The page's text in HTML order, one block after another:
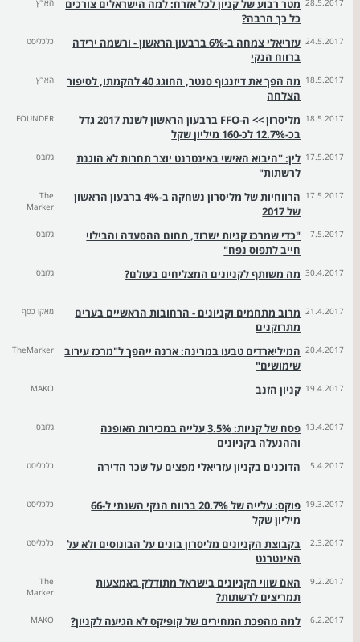
28.5.2017 מטר רבוע של קניון לכל אזרח: למה הישראלים צורכים
כל כך הרבה?
הארץ
24.5.2017
עזריאלי צמחה ב-6% ברבעון הראשון - ורשמה ירידה
ברווח הנקי
כלכליסט
18.5.2017
מה הפך את דיזנגוף סנטר, החוגג 40 להקמתו, לסיפור
הצלחה
הארץ
18.5.2017
מליסרון >> ה-FFO ברבעון הראשון לשנת 2017 גדל
בכ-12.7% לכ-160 מיליון שקל
FOUNDER
17.5.2017 לין: "היבוא האישי באינטרנט יוצר תחרות לא הוגנת
לרשתות"
גלובס
17.5.2017
הרווחיות של מליסרון נשחקה ב-4% ברבעון הראשון
של 2017
The
Marker
7.5.2017
"כדי שמרכז קניות ישרוד, תחום ההסעדה והבילוי
חייב לתפוס נפח"
גלובס
30.4.2017 מה משותף לקניונים המצליחים בעולם? גלובס
21.4.2017 מרוב מתחמים וקניונים - הרחובות הראשיים בערים
מתרוקנים
מאקו כסף
20.4.2017 המיליארדים טבעו במרינה: ארנה ייהפך ל"מרכז עירוב
שימושים"
TheMarker
19.4.2017 קניון הזנב MAKO
13.4.2017
פסח של קניות: 3.5% עלייה במכירות האופנה
וההנעלה בקניונים
גלובס
5.4.2017 הדוכנים בקניון עזריאלי מפצים על שכר הדירה כלכליסט
19.3.2017
פוקס: עלייה של 20.7% ברווח הנקי השנתי ל-66
מיליון שקל
כלכליסט
2.3.2017
בקבוצת הקניונים מליסרון בונים על הבונוסים ולא על
האינטרנט
כלכליסט
9.2.2017
האם שווי הקניונים בישראל מתודלק באמצעות
תמריצים לרשתות?
The
Marker
6.2.2017 למה מהפכת המחירים של קופיקס לא הגיעה לקניון? MAKO